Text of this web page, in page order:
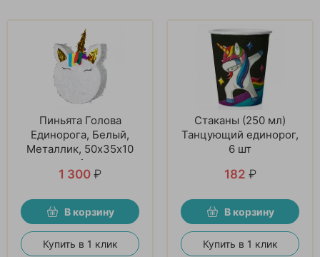
Пиньята Голова
Единорога, Белый,
Металлик, 50х35х10
см, 1 шт
1 300 ₽
В корзину
Купить в 1 клик
Стаканы (250 мл)
Танцующий единорог,
6 шт
182 ₽
В корзину
Купить в 1 клик